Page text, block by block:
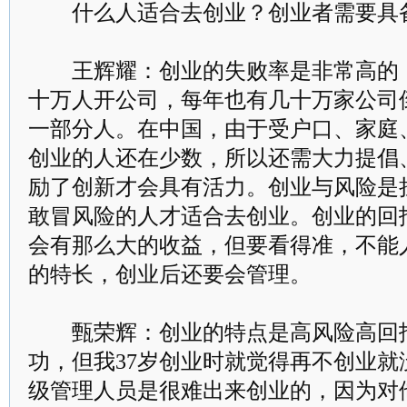
什么人适合去创业？创业者需要具
王辉耀：创业的失败率是非常高的
十万人开公司，每年也有几十万家公
一部分人。在中国，由于受户口、家
创业的人还在少数，所以还需大力提
励了创新才会具有活力。创业与风险
敢冒风险的人才适合去创业。创业的
会有那么大的收益，但要看得准，不
的特长，创业后还要会管理。
甄荣辉：创业的特点是高风险高回
功，但我37岁创业时就觉得再不创业
级管理人员是很难出来创业的，因为